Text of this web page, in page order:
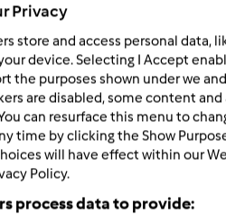
#7
Monisiu, piękne i proste. No,
strony
Privacy
store and access personal data,
device. Selecting I Accept
the purposes shown under we
are disabled, some content and
can resurface this menu to
time by clicking the Show
will have effect within our
Policy.
process data to provide: